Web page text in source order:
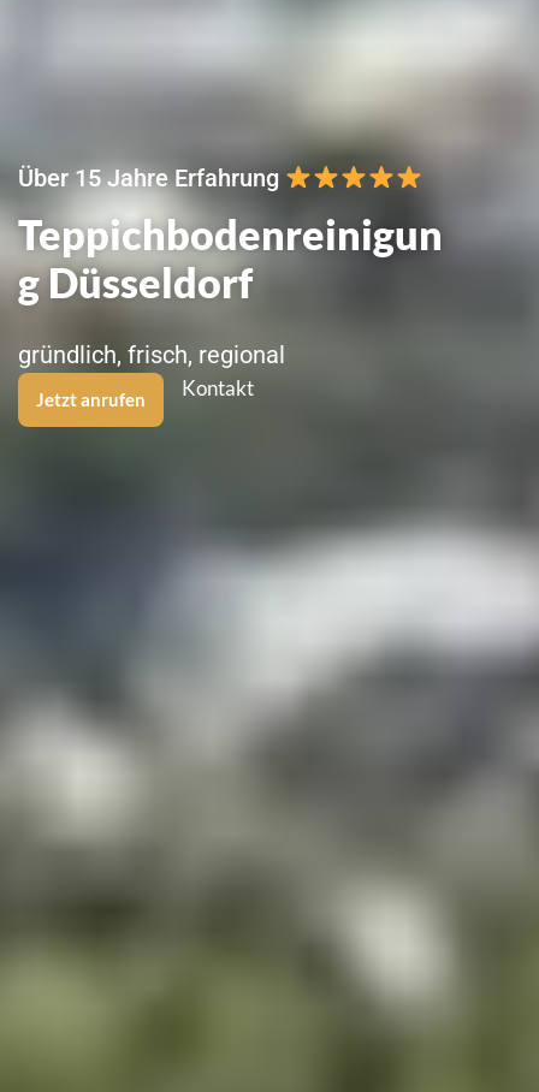
Über 15 Jahre Erfahrung
Teppichbodenreinigun
g Düsseldorf
gründlich, frisch, regional
Jetzt anrufen Kontakt